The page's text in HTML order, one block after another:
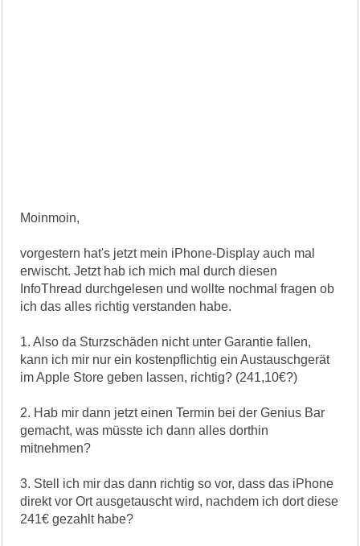
Moinmoin,
vorgestern hat's jetzt mein iPhone-Display auch mal
erwischt. Jetzt hab ich mich mal durch diesen
InfoThread durchgelesen und wollte nochmal fragen ob
ich das alles richtig verstanden habe.
1. Also da Sturzschäden nicht unter Garantie fallen,
kann ich mir nur ein kostenpflichtig ein Austauschgerät
im Apple Store geben lassen, richtig? (241,10€?)
2. Hab mir dann jetzt einen Termin bei der Genius Bar
gemacht, was müsste ich dann alles dorthin
mitnehmen?
3. Stell ich mir das dann richtig so vor, dass das iPhone
direkt vor Ort ausgetauscht wird, nachdem ich dort diese
241€ gezahlt habe?